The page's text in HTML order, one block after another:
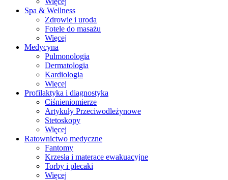
Spa & Wellness
Zdrowie i uroda
Fotele do masażu
Więcej
Medycyna
Pulmonologia
Dermatologia
Kardiologia
Więcej
Profilaktyka i diagnostyka
Ciśnieniomierze
Artykuły Przeciwodleżynowe
Stetoskopy
Więcej
Ratownictwo medyczne
Fantomy
Krzesła i materace ewakuacyjne
Torby i plecaki
Więcej